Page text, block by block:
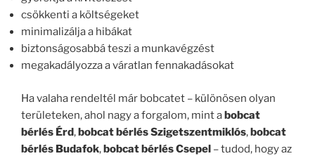
csökkenti a költségeket
minimalizálja a hibákat
biztonságosabbá teszi a munkavégzést
megakadályozza a váratlan fennakadásokat
Ha valaha rendeltél már bobcatet – különösen olyan
területeken, ahol nagy a forgalom, mint abobcat
bérlés Érd,bobcat bérlés Szigetszentmiklós,bobcat
bérlés Budafok,bobcat bérlés Csepel – tudod, hogy az